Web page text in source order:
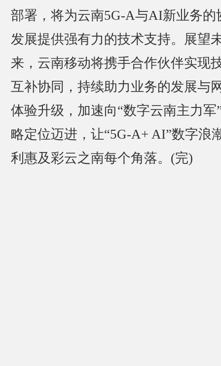
部署，将为云南5G-A与AI新业务的
发展提供强有力的技术支持。展望
来，云南移动将携手合作伙伴实现
互补协同，持续助力业务的发展与
体验升级，加速向“数字云南主力军
略定位迈进，让“5G-A+ AI”数字浪
利惠及彩云之南每个角落。(完)